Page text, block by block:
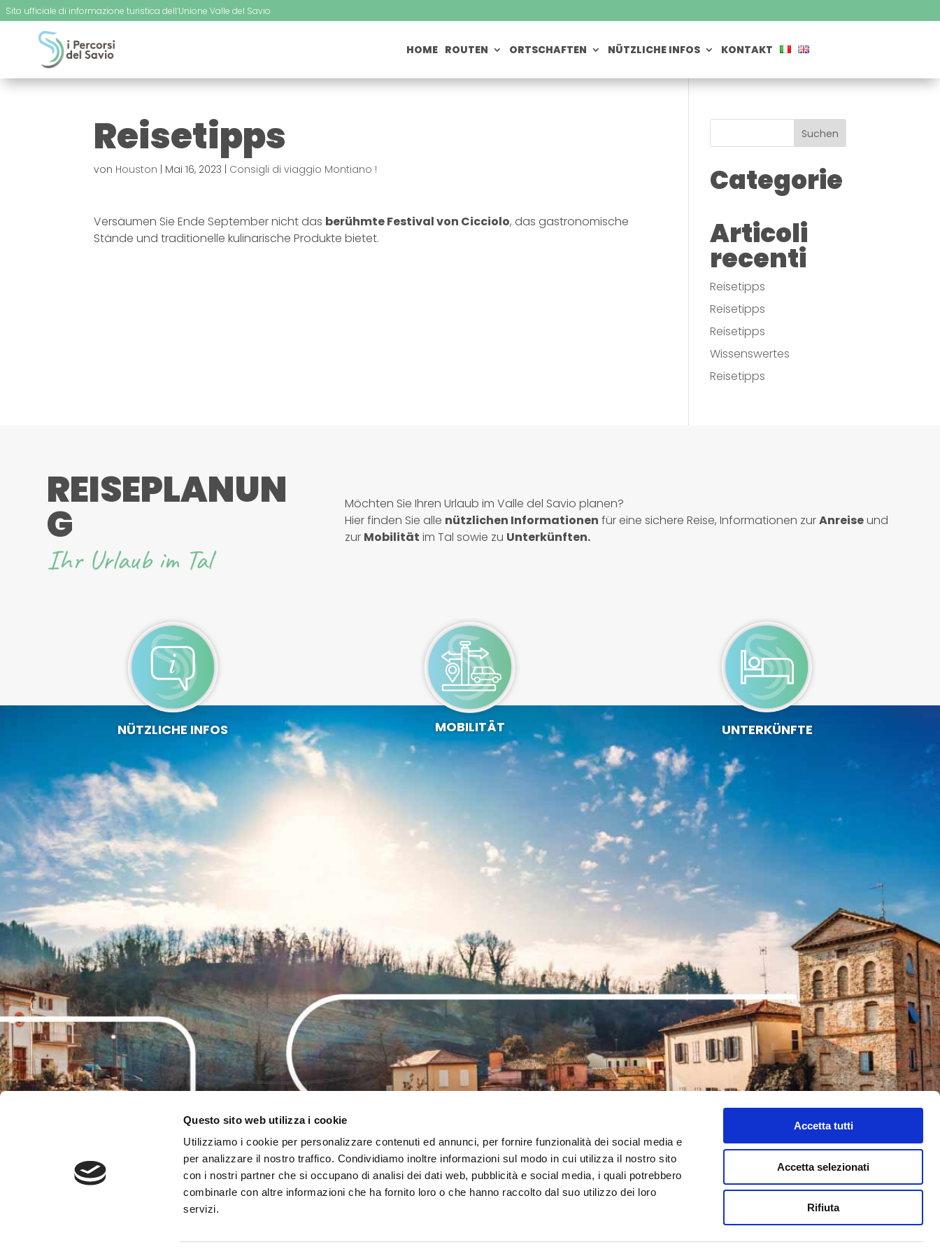
Questo sito web utilizza i cookie
Utilizziamo i cookie per personalizzare contenuti ed annunci, per fornire funzionalità dei social media e
per analizzare il nostro traffico. Condividiamo inoltre informazioni sul modo in cui utilizza il nostro sito
con i nostri partner che si occupano di analisi dei dati web, pubblicità e social media, i quali potrebbero
combinarle con altre informazioni che ha fornito loro o che hanno raccolto dal suo utilizzo dei loro
servizi.
Accetta tutti
Accetta selezionati
Rifiuta
Sito ufficiale di informazione turistica dell’Unione Valle del Savio
HOME ROUTEN ORTSCHAFTEN NÜTZLICHE INFOS KONTAKT
Reisetipps
von Houston Mai 16, 2023 Consigli di viaggio Montiano !
Versäumen Sie Ende September nicht das berühmte Festival von Cicciolo, das gastronomische
Stände und traditionelle kulinarische Produkte bietet.
Suchen
Categorie
Articoli
recenti
Reisetipps
Reisetipps
Reisetipps
Wissenswertes
Reisetipps
REISEPLANUN
G
Ihr Urlaub im Tal
Möchten Sie Ihren Urlaub im Valle del Savio planen?
Hier finden Sie alle nützlichen Informationen für eine sichere Reise, Informationen zurAnreiseund
zur Mobilität im Tal sowie zu Unterkünften.
NÜTZLICHE INFOS MOBILITÄT UNTERKÜNFTE